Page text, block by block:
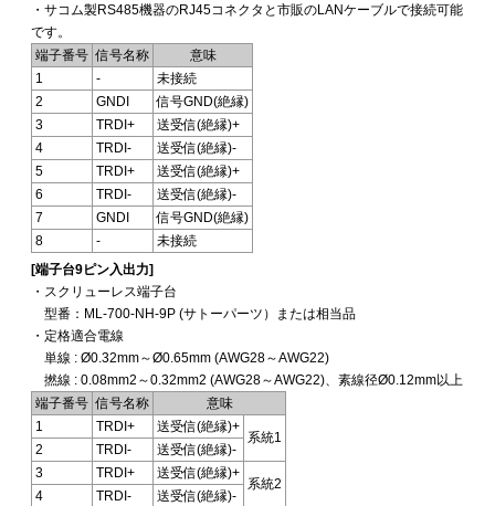
・サコム製RS485機器のRJ45コネクタと市販のLANケーブルで接続可能
です。
端子番号 信号名称
意味
1
-
未接続
2
GNDI
信号GND(絶縁)
3
TRDI+
送受信(絶縁)+
4
TRDI-
送受信(絶縁)-
5
TRDI+
送受信(絶縁)+
6
TRDI-
送受信(絶縁)-
7
GNDI
信号GND(絶縁)
8
-
未接続
[端子台9ピン入出力]
・スクリューレス端子台
型番：ML-700-NH-9P (サトーパーツ）または相当品
・定格適合電線
単線 : Ø0.32mm～Ø0.65mm (AWG28～AWG22)
撚線 : 0.08mm2～0.32mm2 (AWG28～AWG22)、素線径Ø0.12mm以上
端子番号 信号名称
意味
1
TRDI+ 送受信(絶縁)+
系統1
2 TRDI-
送受信(絶縁)-
3
TRDI+ 送受信(絶縁)+
系統2
4 TRDI-
送受信(絶縁)-